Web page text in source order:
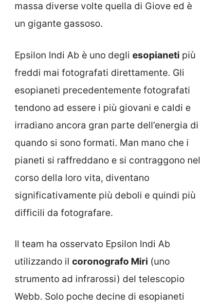
massa diverse volte quella di Giove ed è
un gigante gassoso.
Epsilon Indi Ab è uno degli esopianeti più
freddi mai fotografati direttamente. Gli
esopianeti precedentemente fotografati
tendono ad essere i più giovani e caldi e
irradiano ancora gran parte dell’energia di
quando si sono formati. Man mano che i
pianeti si raffreddano e si contraggono nel
corso della loro vita, diventano
significativamente più deboli e quindi più
difficili da fotografare.
Il team ha osservato Epsilon Indi Ab
utilizzando il coronografo Miri (uno
strumento ad infrarossi) del telescopio
Webb. Solo poche decine di esopianeti